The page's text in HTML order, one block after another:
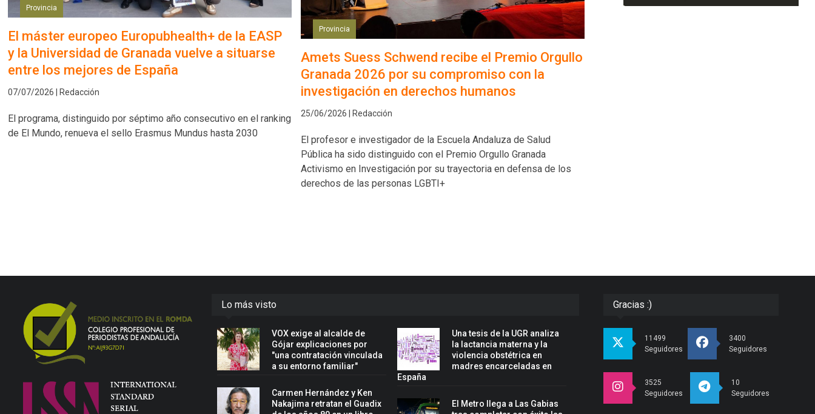
Provincia
El máster europeo Europubhealth+ de la EASP
y la Universidad de Granada vuelve a situarse
entre los mejores de España
07/07/2026 | Redacción
El programa, distinguido por séptimo año consecutivo en el ranking
de El Mundo, renueva el sello Erasmus Mundus hasta 2030
Provincia
Amets Suess Schwend recibe el Premio Orgullo
Granada 2026 por su compromiso con la
investigación en derechos humanos
25/06/2026 | Redacción
El profesor e investigador de la Escuela Andaluza de Salud
Pública ha sido distinguido con el Premio Orgullo Granada
Activismo en Investigación por su trayectoria en defensa de los
derechos de las personas LGBTI+
Lo más visto
VOX exige al alcalde de
Gójar explicaciones por
"una contratación vinculada
a su entorno familiar"
Carmen Hernández y Ken
Nakajima retratan el Guadix
Una tesis de la UGR analiza
la lactancia materna y la
violencia obstétrica en
madres encarceladas en
España
El Metro llega a Las Gabias
Gracias :)
11499
Seguidores
3400
Seguidores
3525
Seguidores
10
Seguidores